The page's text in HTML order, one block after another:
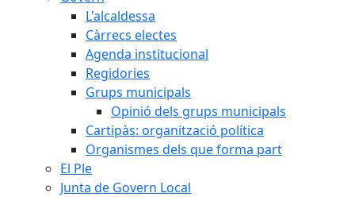
L'alcaldessa
Càrrecs electes
Agenda institucional
Regidories
Grups municipals
Opinió dels grups municipals
Cartipàs: organització política
Organismes dels que forma part
El Ple
Junta de Govern Local